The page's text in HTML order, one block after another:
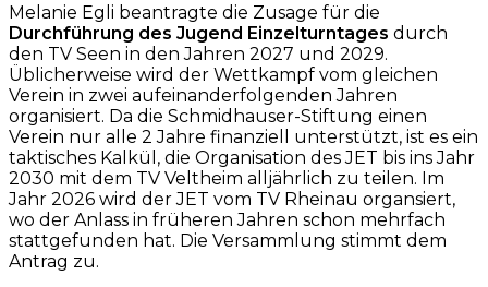
Melanie Egli beantragte die Zusage für die
Durchführung des Jugend Einzelturntages durch
den TV Seen in den Jahren 2027 und 2029.
Üblicherweise wird der Wettkampf vom gleichen
Verein in zwei aufeinanderfolgenden Jahren
organisiert. Da die Schmidhauser-Stiftung einen
Verein nur alle 2 Jahre finanziell unterstützt, ist es ein
taktisches Kalkül, die Organisation des JET bis ins Jahr
2030 mit dem TV Veltheim alljährlich zu teilen. Im
Jahr 2026 wird der JET vom TV Rheinau organsiert,
wo der Anlass in früheren Jahren schon mehrfach
stattgefunden hat. Die Versammlung stimmt dem
Antrag zu.